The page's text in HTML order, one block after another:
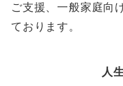
ご支援、一般家庭向
ております。
人